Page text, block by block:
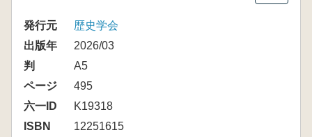
発行元
歴史学会
出版年
2026/03
判
A5
ページ
495
六一ID
K19318
ISBN
12251615